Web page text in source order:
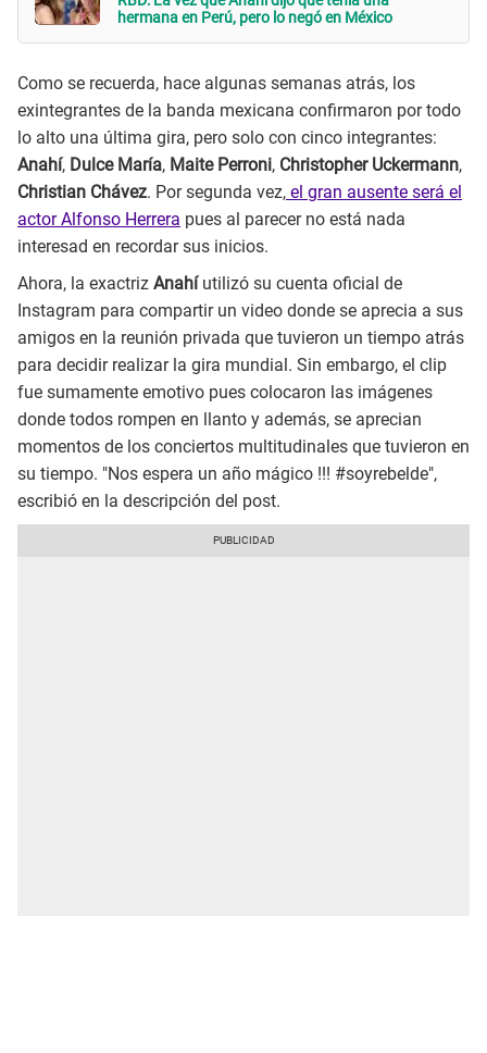
hermana en Perú, pero lo negó en México
Como se recuerda, hace algunas semanas atrás, los
exintegrantes de la banda mexicana confirmaron por todo
lo alto una última gira, pero solo con cinco integrantes:
Anahí, Dulce María, Maite Perroni, Christopher Uckermann,
Christian Chávez. Por segunda vez, el gran ausente será el
actor Alfonso Herrera pues al parecer no está nada
interesad en recordar sus inicios.
Ahora, la exactriz Anahíutilizó su cuenta oficial de
Instagram para compartir un video donde se aprecia a sus
amigos en la reunión privada que tuvieron un tiempo atrás
para decidir realizar la gira mundial. Sin embargo, el clip
fue sumamente emotivo pues colocaron las imágenes
donde todos rompen en llanto y además, se aprecian
momentos de los conciertos multitudinales que tuvieron en
su tiempo. "Nos espera un año mágico !!! #soyrebelde",
escribió en la descripción del post.